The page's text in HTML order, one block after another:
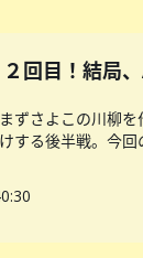
回目！結局
ずさよこの川柳
する後半戦。今回